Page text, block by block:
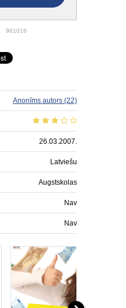
961016
Anonīms autors (22)
26.03.2007.
Latviešu
Augstskolas
Nav
Nav